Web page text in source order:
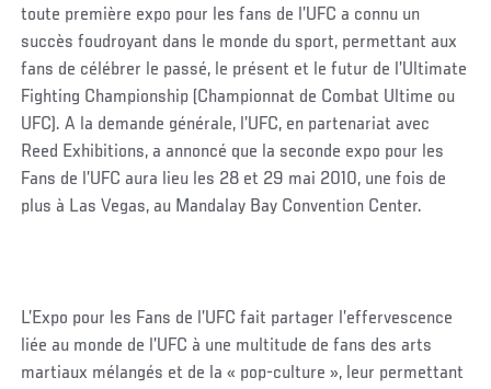
toute première expo pour les fans de l’UFC a connu un
succès foudroyant dans le monde du sport, permettant aux
fans de célébrer le passé, le présent et le futur de l’Ultimate
Fighting Championship (Championnat de Combat Ultime ou
UFC). A la demande générale, l’UFC, en partenariat avec
Reed Exhibitions, a annoncé que la seconde expo pour les
Fans de l’UFC aura lieu les 28 et 29 mai 2010, une fois de
plus à Las Vegas, au Mandalay Bay Convention Center.
L’Expo pour les Fans de l’UFC fait partager l’effervescence
liée au monde de l’UFC à une multitude de fans des arts
martiaux mélangés et de la « pop-culture », leur permettant